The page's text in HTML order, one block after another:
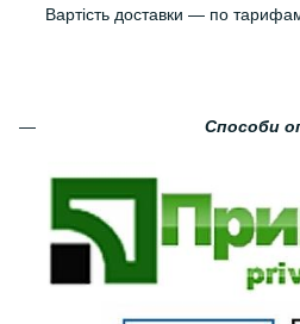
Вартість доставки — по
Способи